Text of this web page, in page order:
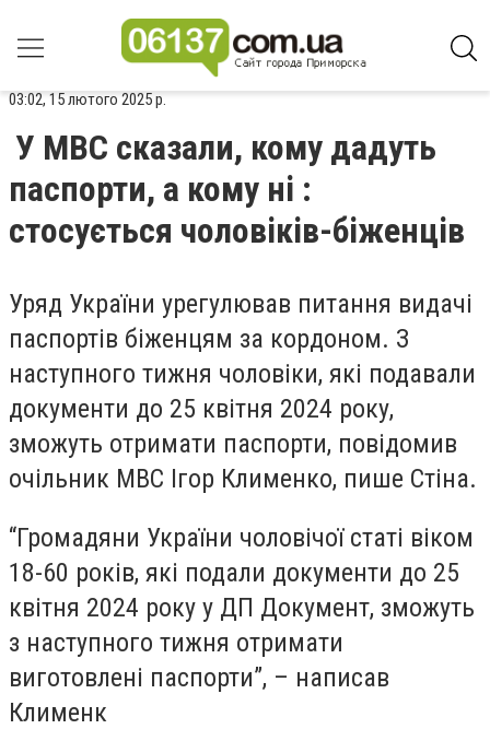
03:02, 15 лютого 2025 р.
У МВС сказали, кому дадуть
паспорти, а кому ні :
стосується чоловіків-біженців
Уряд України урегулював питання видачі
паспортів біженцям за кордоном. З
наступного тижня чоловіки, які подавали
документи до 25 квітня 2024 року,
зможуть отримати паспорти, повідомив
очільник МВС Ігор Клименко, пише Стіна.
“Громадяни України чоловічої статі віком
18-60 років, які подали документи до 25
квітня 2024 року у ДП Документ, зможуть
з наступного тижня отримати
виготовлені паспорти”, – написав
Клименк